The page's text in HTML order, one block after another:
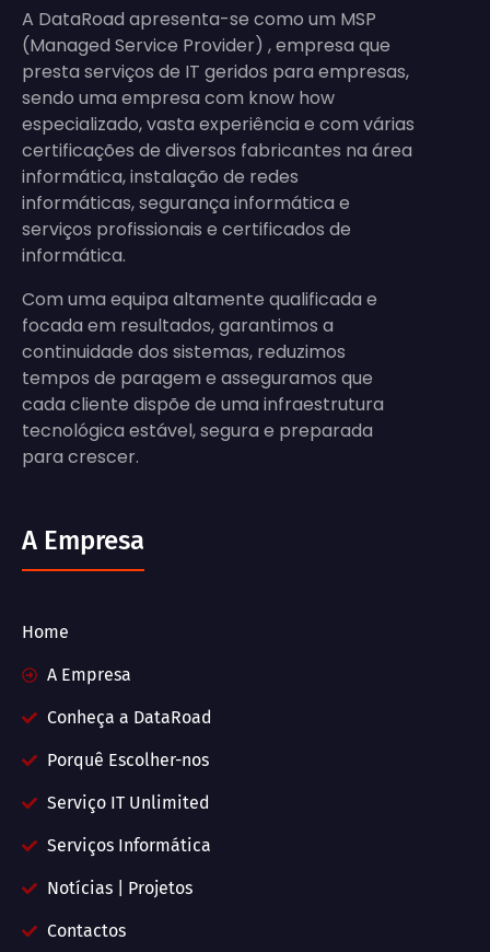
A DataRoad apresenta-se como um MSP
(Managed Service Provider) , empresa que
presta serviços de IT geridos para empresas,
sendo uma empresa com know how
especializado, vasta experiência e com várias
certificações de diversos fabricantes na área
informática, instalação de redes
informáticas, segurança informática e
serviços profissionais e certificados de
informática.
Com uma equipa altamente qualificada e
focada em resultados, garantimos a
continuidade dos sistemas, reduzimos
tempos de paragem e asseguramos que
cada cliente dispõe de uma infraestrutura
tecnológica estável, segura e preparada
para crescer.
A Empresa
Home
A Empresa
Conheça a DataRoad
Porquê Escolher-nos
Serviço IT Unlimited
Serviços Informática
Notícias | Projetos
Contactos